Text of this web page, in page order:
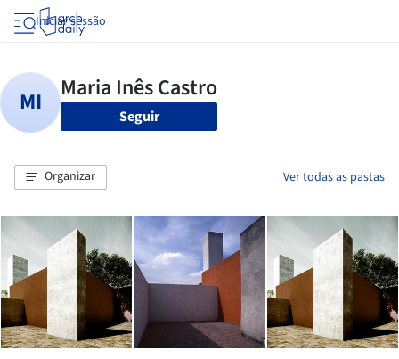
Iniciar sessão
Seguir
Organizar Ver todas as pastas